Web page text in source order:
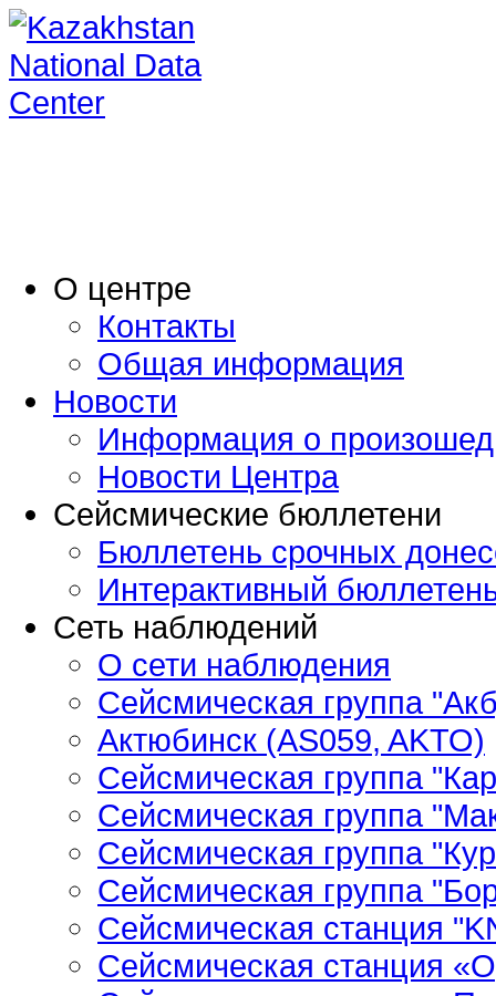
O центре
Контакты
Общая информация
Новости
Информация о
Новости Центра
Сейсмические бюллетени
Бюллетень срочных
Интерактивный
Сеть наблюдений
О сети наблюдения
Сейсмическая группа
Актюбинск (AS059, AKTO)
Сейсмическая группа
Сейсмическая группа
Сейсмическая группа
Сейсмическая группа
Сейсмическая станция
Сейсмическая станция